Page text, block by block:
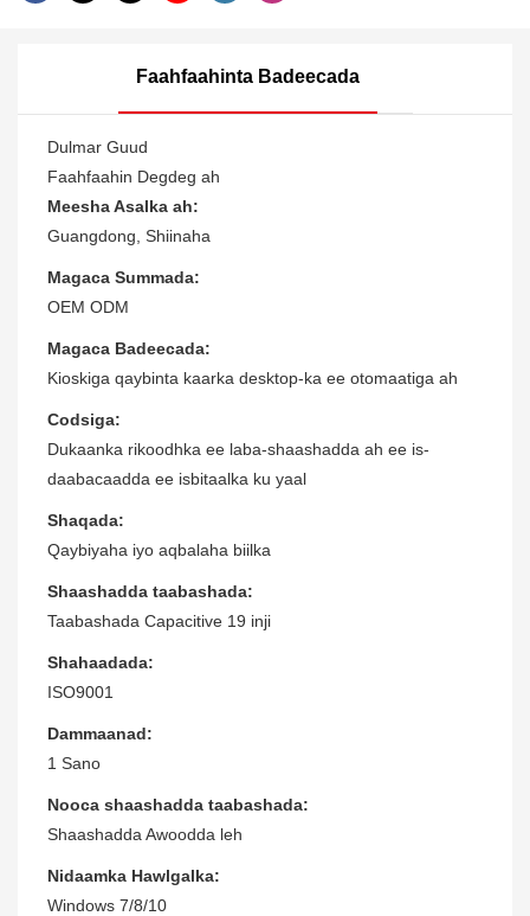
Faahfaahinta Badeecada
Dulmar Guud
Faahfaahin Degdeg ah
Meesha Asalka ah:
Guangdong, Shiinaha
Magaca Summada:
OEM ODM
Magaca Badeecada:
Kioskiga qaybinta kaarka desktop-ka ee otomaatiga ah
Codsiga:
Dukaanka rikoodhka ee laba-shaashadda ah ee is-
daabacaadda ee isbitaalka ku yaal
Shaqada:
Qaybiyaha iyo aqbalaha biilka
Shaashadda taabashada:
Taabashada Capacitive 19 inji
Shahaadada:
ISO9001
Dammaanad:
1 Sano
Nooca shaashadda taabashada:
Shaashadda Awoodda leh
Nidaamka Hawlgalka:
Windows 7/8/10